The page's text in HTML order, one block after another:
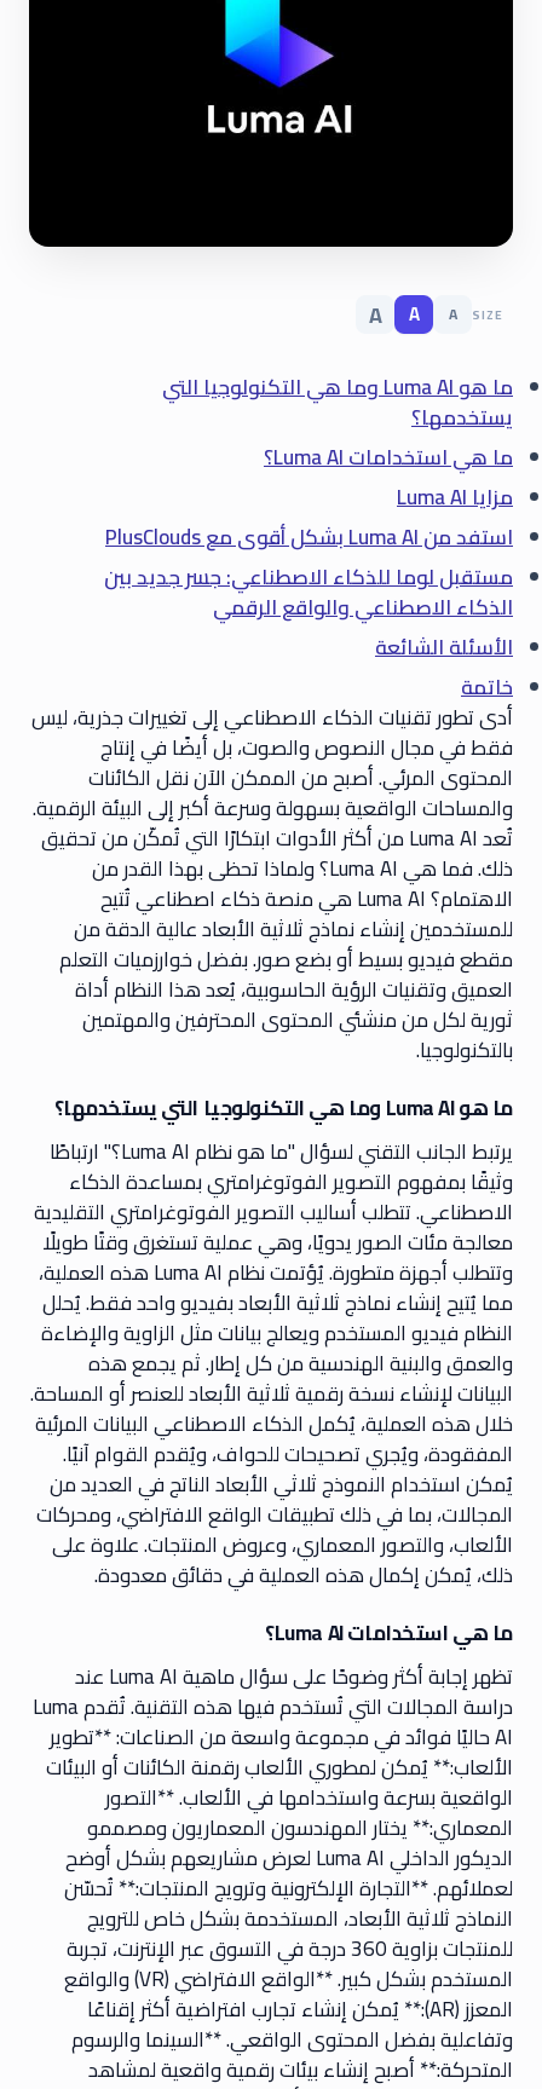
SIZE
A
A
A
ما هو Luma AI وما هي التكنولوجيا التي
يستخدمها؟
ما هي استخدامات Luma AI؟
مزايا Luma AI
استفد من Luma AI بشكل أقوى مع PlusClouds
مستقبل لوما للذكاء الاصطناعي: جسر جديد بين
الذكاء الاصطناعي والواقع الرقمي
الأسئلة الشائعة
خاتمة
أدى تطور تقنيات الذكاء الاصطناعي إلى تغييرات جذرية، ليس
فقط في مجال النصوص والصوت، بل أيضًا في إنتاج
المحتوى المرئي. أصبح من الممكن الآن نقل الكائنات
والمساحات الواقعية بسهولة وسرعة أكبر إلى البيئة الرقمية.
تُعد Luma AI من أكثر الأدوات ابتكارًا التي تُمكّن من تحقيق
ذلك. فما هي Luma AI؟ ولماذا تحظى بهذا القدر من
الاهتمام؟ Luma AI هي منصة ذكاء اصطناعي تُتيح
للمستخدمين إنشاء نماذج ثلاثية الأبعاد عالية الدقة من
مقطع فيديو بسيط أو بضع صور. بفضل خوارزميات التعلم
العميق وتقنيات الرؤية الحاسوبية، يُعد هذا النظام أداة
ثورية لكل من منشئي المحتوى المحترفين والمهتمين
بالتكنولوجيا.
ما هو Luma AI وما هي التكنولوجيا التي يستخدمها؟
يرتبط الجانب التقني لسؤال "ما هو نظام Luma AI؟" ارتباطًا
وثيقًا بمفهوم التصوير الفوتوغرامتري بمساعدة الذكاء
الاصطناعي. تتطلب أساليب التصوير الفوتوغرامتري التقليدية
معالجة مئات الصور يدويًا، وهي عملية تستغرق وقتًا طويلًا
وتتطلب أجهزة متطورة. يُؤتمت نظام Luma AI هذه العملية،
مما يُتيح إنشاء نماذج ثلاثية الأبعاد بفيديو واحد فقط. يُحلل
النظام فيديو المستخدم ويعالج بيانات مثل الزاوية والإضاءة
والعمق والبنية الهندسية من كل إطار. ثم يجمع هذه
البيانات لإنشاء نسخة رقمية ثلاثية الأبعاد للعنصر أو المساحة.
خلال هذه العملية، يُكمل الذكاء الاصطناعي البيانات المرئية
المفقودة، ويُجري تصحيحات للحواف، ويُقدم القوام آنيًا.
يُمكن استخدام النموذج ثلاثي الأبعاد الناتج في العديد من
المجالات، بما في ذلك تطبيقات الواقع الافتراضي، ومحركات
الألعاب، والتصور المعماري، وعروض المنتجات. علاوة على
ذلك، يُمكن إكمال هذه العملية في دقائق معدودة.
ما هي استخدامات Luma AI؟
تظهر إجابة أكثر وضوحًا على سؤال ماهية Luma AI عند
دراسة المجالات التي تُستخدم فيها هذه التقنية. تُقدم Luma
AI حاليًا فوائد في مجموعة واسعة من الصناعات: **تطوير
الألعاب:** يُمكن لمطوري الألعاب رقمنة الكائنات أو البيئات
الواقعية بسرعة واستخدامها في الألعاب. **التصور
المعماري:** يختار المهندسون المعماريون ومصممو
الديكور الداخلي Luma AI لعرض مشاريعهم بشكل أوضح
لعملائهم. **التجارة الإلكترونية وترويج المنتجات:** تُحسّن
النماذج ثلاثية الأبعاد، المستخدمة بشكل خاص للترويج
للمنتجات بزاوية 360 درجة في التسوق عبر الإنترنت، تجربة
المستخدم بشكل كبير. **الواقع الافتراضي (VR) والواقع
المعزز (AR):** يُمكن إنشاء تجارب افتراضية أكثر إقناعًا
وتفاعلية بفضل المحتوى الواقعي. **السينما والرسوم
المتحركة:** أصبح إنشاء بيئات رقمية واقعية لمشاهد